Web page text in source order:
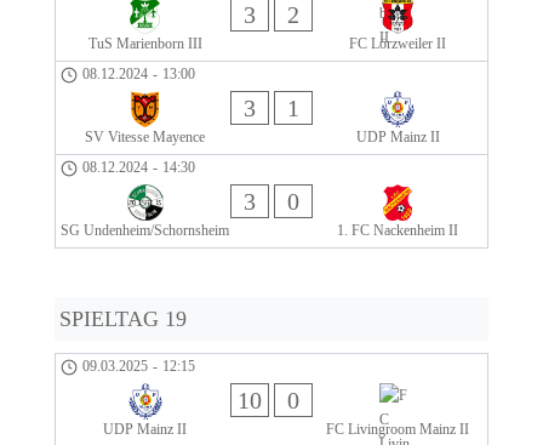
TuS Marienborn III
3 2
FC Lörzweiler II
08.12.2024 - 13:00
SV Vitesse Mayence
3 1
UDP Mainz II
08.12.2024 - 14:30
SG Undenheim/Schornsheim
3 0
1. FC Nackenheim II
SPIELTAG 19
09.03.2025 - 12:15
UDP Mainz II
10 0
FC Livingroom Mainz II